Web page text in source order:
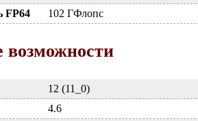
FP64
102 ГФлопс
возможности
12 (11_0)
4.6